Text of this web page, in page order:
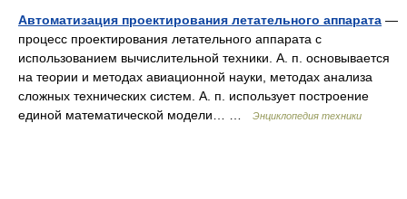
Автоматизация проектирования летательного аппарата —
процесс проектирования летательного аппарата с
использованием вычислительной техники. А. п. основывается
на теории и методах авиационной науки, методах анализа
сложных технических систем. А. п. использует построение
единой математической модели… …
Энциклопедия техники